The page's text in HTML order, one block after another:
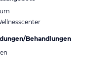
Behandlungen